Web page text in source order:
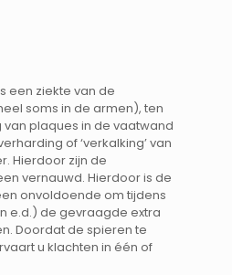
een ziekte van de
soms in de armen), ten
plaques in de vaatwand
of ‘verkalking’ van
Hierdoor zijn de
vernauwd. Hierdoor is de
onvoldoende om tijdens
e.d.) de gevraagde extra
Doordat de spieren te
u klachten in één of